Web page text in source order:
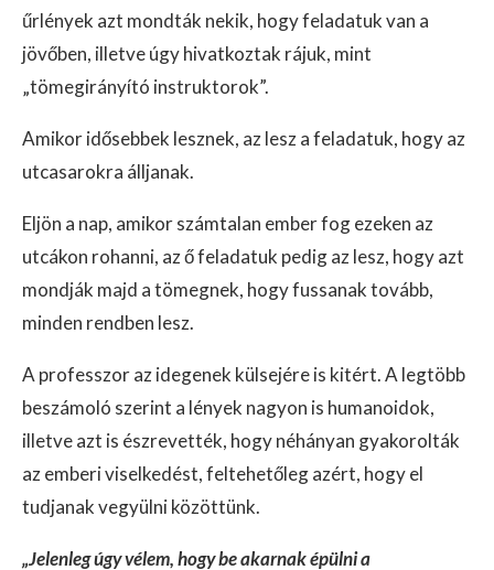
űrlények azt mondták nekik, hogy feladatuk van a
jövőben, illetve úgy hivatkoztak rájuk, mint
„tömegirányító instruktorok”.
Amikor idősebbek lesznek, az lesz a feladatuk, hogy az
utcasarokra álljanak.
Eljön a nap, amikor számtalan ember fog ezeken az
utcákon rohanni, az ő feladatuk pedig az lesz, hogy azt
mondják majd a tömegnek, hogy fussanak tovább,
minden rendben lesz.
A professzor az idegenek külsejére is kitért. A legtöbb
beszámoló szerint a lények nagyon is humanoidok,
illetve azt is észrevették, hogy néhányan gyakorolták
az emberi viselkedést, feltehetőleg azért, hogy el
tudjanak vegyülni közöttünk.
„Jelenleg úgy vélem, hogy be akarnak épülni a